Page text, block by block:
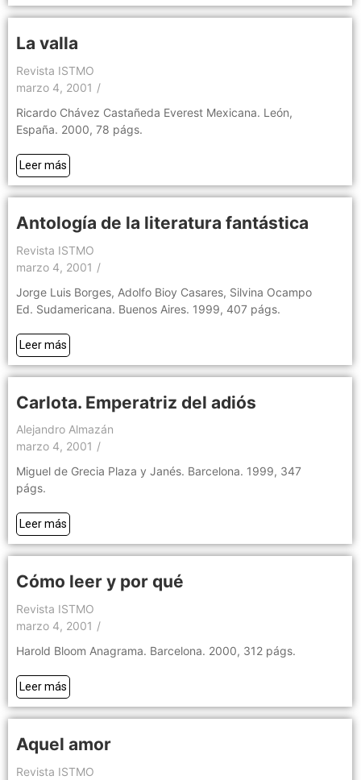
La valla
Revista ISTMO
marzo 4, 2001 /
Ricardo Chávez Castañeda Everest Mexicana. León,
España. 2000, 78 págs.
Leer más
Antología de la literatura fantástica
Revista ISTMO
marzo 4, 2001 /
Jorge Luis Borges, Adolfo Bioy Casares, Silvina Ocampo
Ed. Sudamericana. Buenos Aires. 1999, 407 págs.
Leer más
Carlota. Emperatriz del adiós
Alejandro Almazán
marzo 4, 2001 /
Miguel de Grecia Plaza y Janés. Barcelona. 1999, 347
págs.
Leer más
Cómo leer y por qué
Revista ISTMO
marzo 4, 2001 /
Harold Bloom Anagrama. Barcelona. 2000, 312 págs.
Leer más
Aquel amor
Revista ISTMO